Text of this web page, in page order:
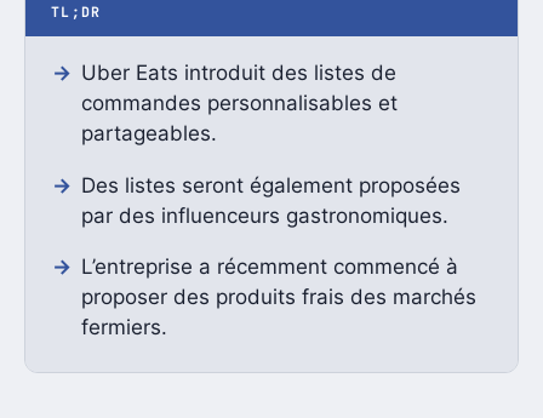
TL;DR
Uber Eats introduit des listes de
commandes personnalisables et
partageables.
Des listes seront également proposées
par des influenceurs gastronomiques.
L’entreprise a récemment commencé à
proposer des produits frais des marchés
fermiers.